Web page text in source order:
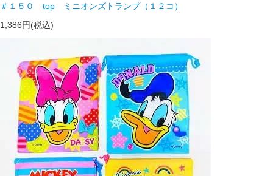
＃１５０ top ミニオンズトランプ（１２コ）
1,386円(税込)